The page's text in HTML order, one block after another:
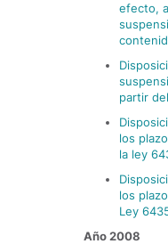
efecto,
partir
los
la ley
los
Ley
Año 2008